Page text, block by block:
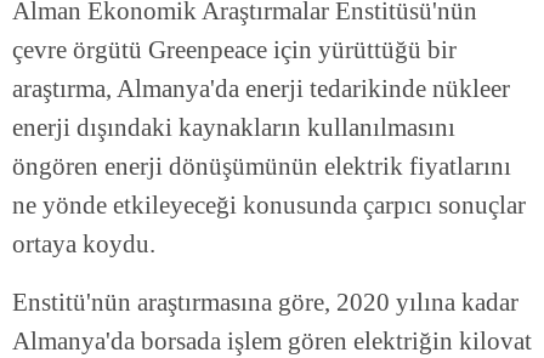
Alman Ekonomik Araştırmalar Enstitüsü'nün
çevre örgütü Greenpeace için yürüttüğü bir
araştırma, Almanya'da enerji tedarikinde nükleer
enerji dışındaki kaynakların kullanılmasını
öngören enerji dönüşümünün elektrik fiyatlarını
ne yönde etkileyeceği konusunda çarpıcı sonuçlar
ortaya koydu.
Enstitü'nün araştırmasına göre, 2020 yılına kadar
Almanya'da borsada işlem gören elektriğin kilovat